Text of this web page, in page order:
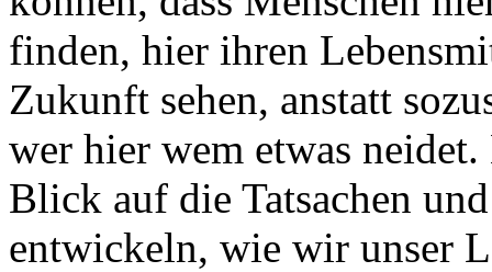
finden, hier ihren
Zukunft sehen, anstatt
wer hier wem etwas
Blick auf die Tatsachen
entwickeln, wie wir unser